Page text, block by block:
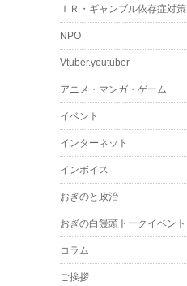
ＩＲ・ギャンブル依存症対策
NPO
Vtuber.youtuber
アニメ・マンガ・ゲーム
イベント
インターネット
インボイス
おぎのと政治
おぎの白饅頭トークイベント
コラム
ご挨拶